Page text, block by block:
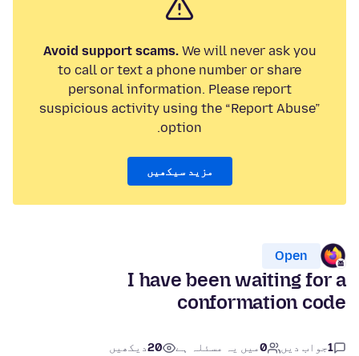
Avoid support scams.We will never ask you
to call or text a phone number or share
personal information. Please report
suspicious activity using the “Report Abuse”
option.
مزید سیکھیں
Open
I have been waiting for a
conformation code
1جواب دیں 0میں یہ مسئلہ ہے 20دیکھیں